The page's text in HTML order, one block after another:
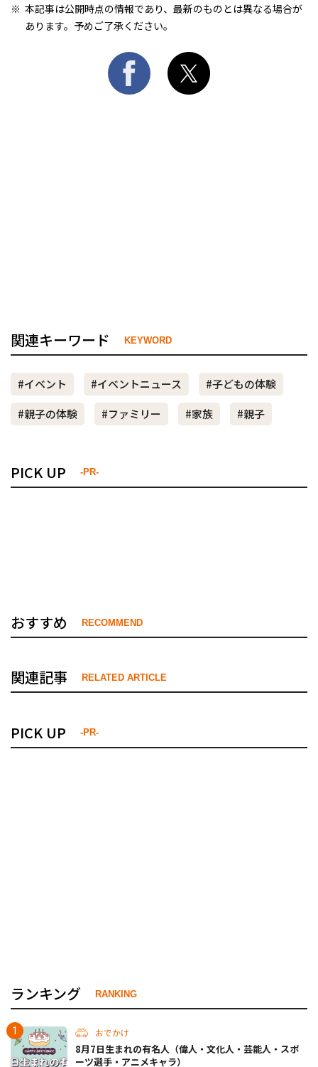
本記事は公開時点の情報であり、最新のものとは異なる場合が
あります。予めご了承ください。
関連キーワード KEYWORD
#イベント #イベントニュース
#子どもの体験
#親子の体験
#ファミリー #家族 #親子
PICK UP -PR-
おすすめ RECOMMEND
関連記事 RELATED ARTICLE
PICK UP -PR-
ランキング RANKING
おでかけ
8月7日生まれの有名人（偉人・文化人・芸能人・スポ
ーツ選手・アニメキャラ）